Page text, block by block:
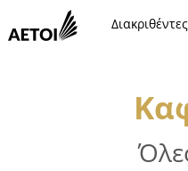
Διακριθέντες